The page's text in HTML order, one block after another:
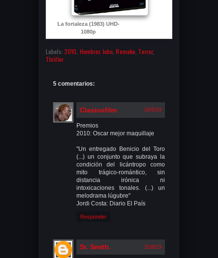
La fortaleza (1983) UHD-
1080p
Labels: 2010 Hombres lobo ,Remake Terror,
Thriller
5 comentarios:
Clasicofilm 16/5/19
Premios
2010: Oscar mejor maquillaje
"Un entregado Benicio del Toro
(...) un conjunto que subraya la
condición del licántropo como
mito trágico-romántico, sin
distancia irónica ni
intoxicaciones tonales. (...) un
melodrama lúgubre"
Jordi Costa: Diario El País
Responder
Sr. Smith. 31/8/19